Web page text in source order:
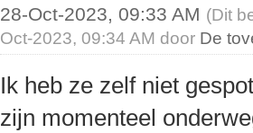
28-Oct-2023, 09:33 AM (Dit
Oct-2023, 09:34 AM door De
Ik heb ze zelf niet
zijn momenteel